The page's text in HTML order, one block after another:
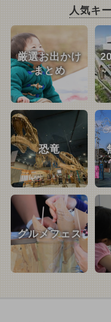
人気キ
厳選お出かけ
まとめ
恐竜
グルメフェス